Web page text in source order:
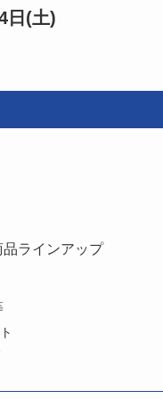
日(土)
品ラインアップ